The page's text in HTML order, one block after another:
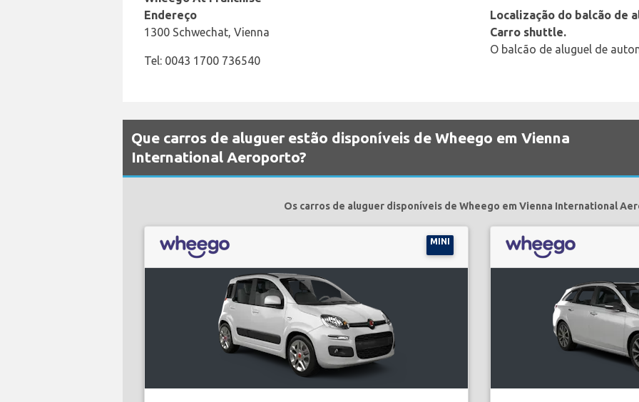
Endereço
1300 Schwechat, Vienna
Tel: 0043 1700 736540
Localização do balcão de
Carro shuttle.
O balcão de aluguel de
Que carros de aluguer estão disponíveis de Wheego em Vienna
International Aeroporto?
Os carros de aluguer disponíveis de Wheego em Vienna International
MINI